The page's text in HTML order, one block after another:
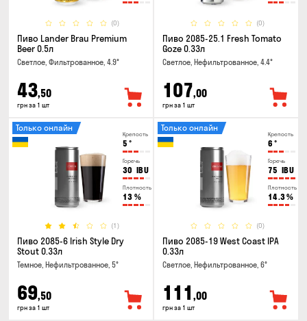
(0)
Пиво Lander Brau Premium
Beer 0.5л
Светлое, Фильтрованное, 4.9°
43,50
грн за 1 шт
(0)
Пиво 2085-25.1 Fresh Tomato
Goze 0.33л
Светлое, Нефильтрованное, 4.4°
107,00
грн за 1 шт
Крепость
5 °
Горечь
30 IBU
Плотность
13 %
(1)
Только онлайн
Пиво 2085-6 Irish Style Dry
Stout 0.33л
Темное, Нефильтрованное, 5°
69,50
грн за 1 шт
Крепость
6 °
Горечь
75 IBU
Плотность
14.3%
(0)
Только онлайн
Пиво 2085-19 West Coast IPA
0.33л
Светлое, Нефильтрованное, 6°
111 ,00
грн за 1 шт